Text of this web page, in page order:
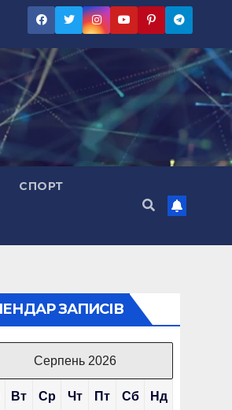
СПОРТ
ЗАПИСІВ
Серпень 2026
Вт Ср Чт Пт Сб Нд